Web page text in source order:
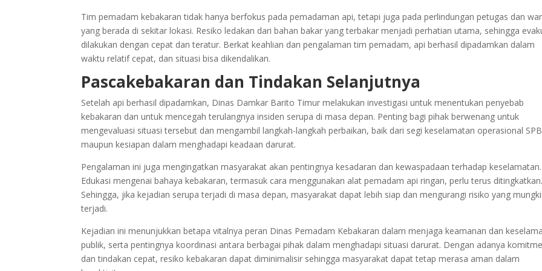
Tim pemadam kebakaran tidak hanya berfokus pada pemadaman api, tetapi juga pada perlindungan petugas dan
yang berada di sekitar lokasi. Resiko ledakan dari bahan bakar yang terbakar menjadi perhatian utama, sehingga
dilakukan dengan cepat dan teratur. Berkat keahlian dan pengalaman tim pemadam, api berhasil dipadamkan dalam
waktu relatif cepat, dan situasi bisa dikendalikan.
Pascakebakaran dan Tindakan Selanjutnya
Setelah api berhasil dipadamkan, Dinas Damkar Barito Timur melakukan investigasi untuk menentukan penyebab
kebakaran dan untuk mencegah terulangnya insiden serupa di masa depan. Penting bagi pihak berwenang untuk
mengevaluasi situasi tersebut dan mengambil langkah-langkah perbaikan, baik dari segi keselamatan operasional
maupun kesiapan dalam menghadapi keadaan darurat.
Pengalaman ini juga mengingatkan masyarakat akan pentingnya kesadaran dan kewaspadaan terhadap keselamatan.
Edukasi mengenai bahaya kebakaran, termasuk cara menggunakan alat pemadam api ringan, perlu terus ditingkatkan.
Sehingga, jika kejadian serupa terjadi di masa depan, masyarakat dapat lebih siap dan mengurangi risiko yang
terjadi.
Kejadian ini menunjukkan betapa vitalnya peran Dinas Pemadam Kebakaran dalam menjaga keamanan dan
publik, serta pentingnya koordinasi antara berbagai pihak dalam menghadapi situasi darurat. Dengan adanya
dan tindakan cepat, resiko kebakaran dapat diminimalisir sehingga masyarakat dapat tetap merasa aman dalam